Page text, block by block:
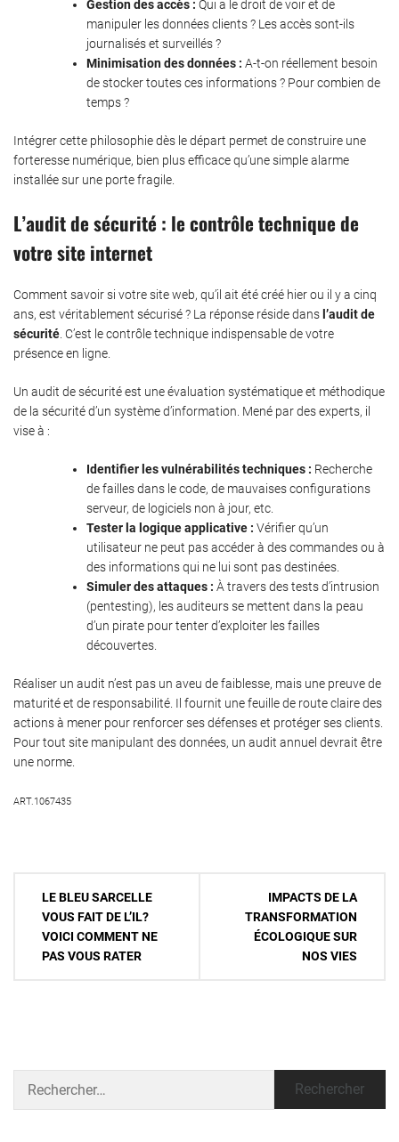
Gestion des accès : Qui a le droit de voir et de
manipuler les données clients ? Les accès sont-ils
journalisés et surveillés ?
Minimisation des données : A-t-on réellement besoin
de stocker toutes ces informations ? Pour combien de
temps ?
Intégrer cette philosophie dès le départ permet de construire une
forteresse numérique, bien plus efficace qu’une simple alarme
installée sur une porte fragile.
L’audit de sécurité : le contrôle technique de
votre site internet
Comment savoir si votre site web, qu’il ait été créé hier ou il y a cinq
ans, est véritablement sécurisé ? La réponse réside dans l’audit de
sécurité . C’est le contrôle technique indispensable de votre
présence en ligne.
Un audit de sécurité est une évaluation systématique et méthodique
de la sécurité d’un système d’information. Mené par des experts, il
vise à :
Identifier les vulnérabilités techniques : Recherche
de failles dans le code, de mauvaises configurations
serveur, de logiciels non à jour, etc.
Tester la logique applicative : Vérifier qu’un
utilisateur ne peut pas accéder à des commandes ou à
des informations qui ne lui sont pas destinées.
Simuler des attaques : À travers des tests d’intrusion
(pentesting), les auditeurs se mettent dans la peau
d’un pirate pour tenter d’exploiter les failles
découvertes.
Réaliser un audit n’est pas un aveu de faiblesse, mais une preuve de
maturité et de responsabilité. Il fournit une feuille de route claire des
actions à mener pour renforcer ses défenses et protéger ses clients.
Pour tout site manipulant des données, un audit annuel devrait être
une norme.
ART.1067435
Navigation
l’article
LE BLEU SARCELLE
VOUS FAIT DE L’IL?
VOICI COMMENT NE
PAS VOUS RATER
IMPACTS DE LA
TRANSFORMATION
ÉCOLOGIQUE SUR
NOS VIES